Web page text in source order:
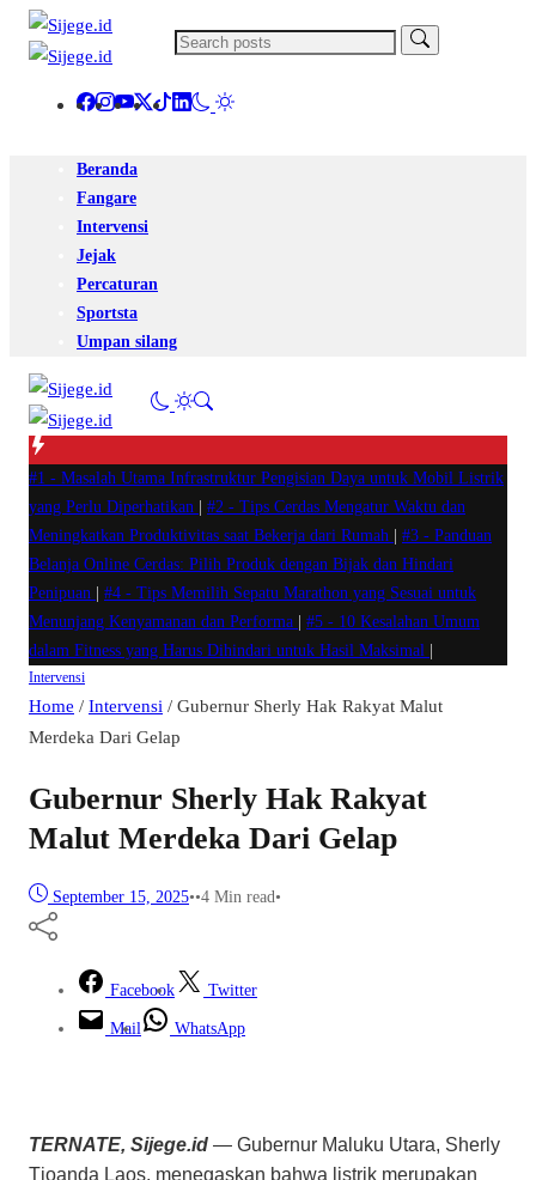
Beranda
Fangare
Intervensi
Jejak
Percaturan
Sportsta
Umpan silang
#1 - Masalah Utama Infrastruktur Pengisian Daya untuk Mobil Listrik
yang Perlu Diperhatikan
#2 - Tips Cerdas Mengatur Waktu dan
Meningkatkan Produktivitas saat Bekerja dari Rumah
#3 - Panduan
Belanja Online Cerdas: Pilih Produk dengan Bijak dan Hindari
Penipuan
#4 - Tips Memilih Sepatu Marathon yang Sesuai untuk
Menunjang Kenyamanan dan Performa
#5 - 10 Kesalahan Umum
dalam Fitness yang Harus Dihindari untuk Hasil Maksimal
Intervensi
Home / Intervensi / Gubernur Sherly Hak Rakyat Malut
Merdeka Dari Gelap
Gubernur Sherly Hak Rakyat
Malut Merdeka Dari Gelap
September 15, 2025••4 Min read•
Facebook Twitter
Mail WhatsApp
TERNATE, Sijege.id — Gubernur Maluku Utara, Sherly
Tjoanda Laos, menegaskan bahwa listrik merupakan